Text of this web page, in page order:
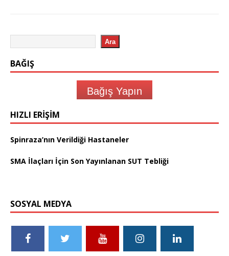
Ara
BAĞIŞ
Bağış Yapın
HIZLI ERIŞIM
Spinraza’nın Verildiği Hastaneler
SMA İlaçları İçin Son Yayınlanan SUT Tebliği
SOSYAL MEDYA